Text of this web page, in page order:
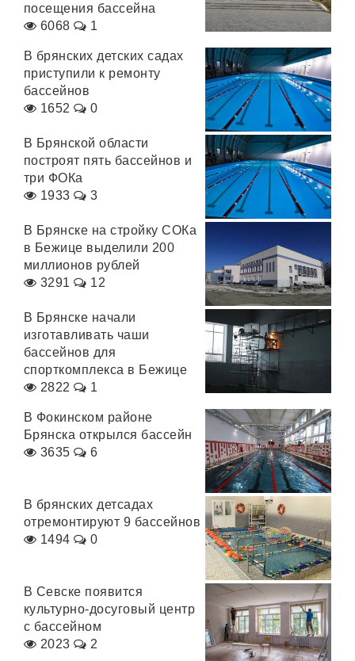
посещения бассейна
6068
1
В брянских детских садах
приступили к ремонту
бассейнов
1652
0
В Брянской области
построят пять бассейнов и
три ФОКа
1933
3
В Брянске на стройку СОКа
в Бежице выделили 200
миллионов рублей
3291
12
В Брянске начали
изготавливать чаши
бассейнов для
спорткомплекса в Бежице
2822
1
В Фокинском районе
Брянска открылся бассейн
3635
6
В брянских детсадах
отремонтируют 9 бассейнов
1494
0
В Севске появится
культурно-досуговый центр
с бассейном
2023
2